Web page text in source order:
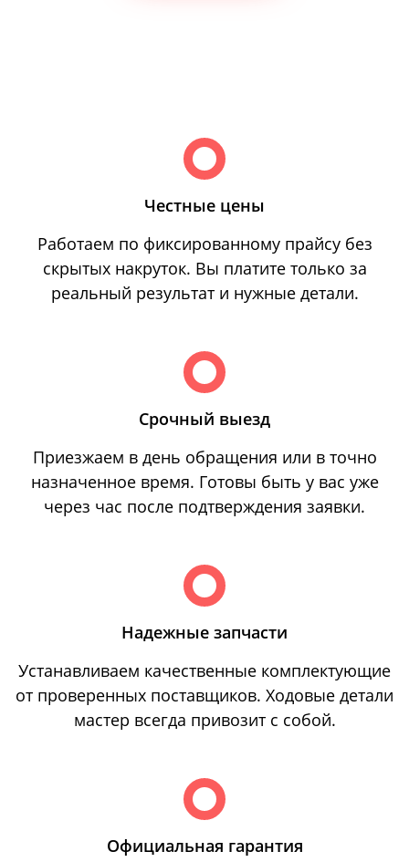
Честные цены
Работаем по фиксированному прайсу без
скрытых накруток. Вы платите только за
реальный результат и нужные детали.
Срочный выезд
Приезжаем в день обращения или в точно
назначенное время. Готовы быть у вас уже
через час после подтверждения заявки.
Надежные запчасти
Устанавливаем качественные комплектующие
от проверенных поставщиков. Ходовые детали
мастер всегда привозит с собой.
Официальная гарантия